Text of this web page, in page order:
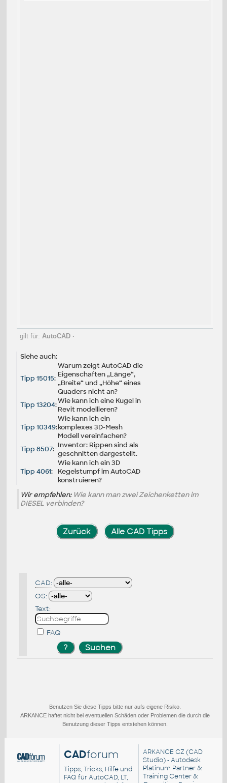
gilt für: AutoCAD·
Siehe auch:
Tipp 15015:
Warum zeigt AutoCAD die
Eigenschaften „Länge“,
„Breite“ und „Höhe“ eines
Quaders nicht an?
Tipp 13204:Wie kann ich eine Kugel in
Revit modellieren?
Tipp 10349:
Wie kann ich ein
komplexes 3D-Mesh
Modell vereinfachen?
Tipp 8507: Inventor: Rippen sind als
geschnitten dargestellt.
Tipp 4061:
Wie kann ich ein 3D
Kegelstumpf im AutoCAD
konstruieren?
Wir empfehlen: Wie kann man zwei Zeichenketten im
DIESEL verbinden?
Zurück Alle CAD Tipps
CAD:
OS:
Text:
FAQ
Benutzen Sie diese Tipps bitte nur aufs eigene Risiko.
ARKANCE haftet nicht bei eventuellen Schäden oder Problemen die durch die
Benutzung dieser Tipps entstehen können.
CADforum
Tipps, Tricks, Hilfe und
FAQ für AutoCAD, LT,
ARKANCE CZ (CAD
Studio) - Autodesk
Platinum Partner &
Training Center &